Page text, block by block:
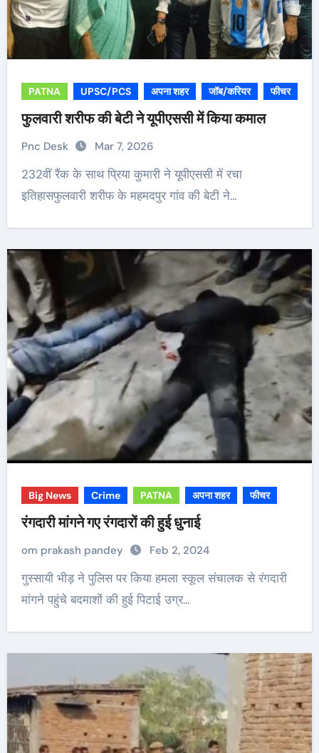
PATNA UPSC/PCS अपना शहर जॉब/करियर फीचर
फुलवारी शरीफ की बेटी ने यूपीएससी में किया कमाल
Pnc Desk Mar 7, 2026
232वीं रैंक के साथ प्रिया कुमारी ने यूपीएससी में रचा
इतिहासफुलवारी शरीफ के महमदपुर गांव की बेटी ने…
Big News Crime PATNA अपना शहर फीचर
रंगदारी मांगने गए रंगदारों की हुई धुनाई
om prakash pandey Feb 2, 2024
गुस्सायी भीड़ ने पुलिस पर किया हमला स्कूल संचालक से रंगदारी
मांगने पहुंचे बदमाशों की हुई पिटाई उग्र…